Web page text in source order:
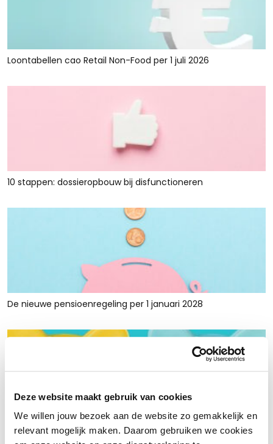
Deze website maakt gebruik van cookies
We willen jouw bezoek aan de website zo gemakkelijk en
relevant mogelijk maken. Daarom gebruiken we cookies
Loontabellen cao Retail Non-Food per 1 juli 2026
10 stappen: dossieropbouw bij disfunctioneren
De nieuwe pensioenregeling per 1 januari 2028
Rust en ruimte met werkkapitaalfinanciering: voor retailers
die tijdelijk krap zitten